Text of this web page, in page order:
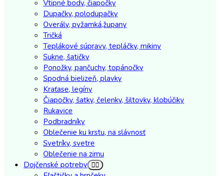
Vtipné body, čiapočky
Dupačky, polodupačky
Overály, pyžamká,župany
Tričká
Teplákové súpravy, tepláčky, mikiny
Sukne, šatičky
Ponožky, pančuchy, topánočky
Spodná bielizeň, plavky
Kraťase, legíny
Čiapočky, šatky, čelenky, šiltovky, klobúčiky
Rukavice
Podbradníky
Oblečenie ku krstu, na slávnosť
Svetríky, svetre
Oblečenie na zimu
Dojčenské potreby